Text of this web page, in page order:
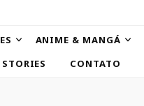
ANIME & MANGÁ
CONTATO